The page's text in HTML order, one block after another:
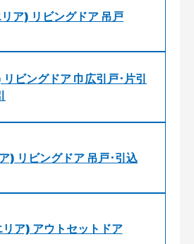
ア) リビングドア 吊戸
ビングドア 巾広引戸･片引
) リビングドア 吊戸･引込
ア) アウトセットドア